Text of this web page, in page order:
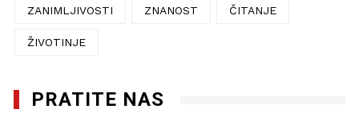
ZANIMLJIVOSTI ZNANOST ČITANJE
ŽIVOTINJE
PRATITE NAS